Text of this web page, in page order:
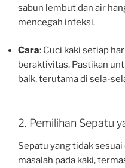
sabun lembut dan air
mencegah infeksi.
Cara: Cuci kaki setiap
beraktivitas. Pastikan
baik, terutama di sela-
2. Pemilihan Sepatu
Sepatu yang tidak
masalah pada kaki,